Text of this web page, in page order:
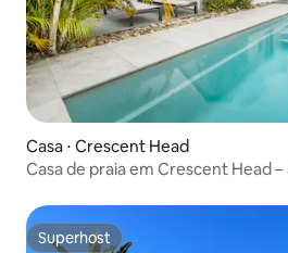
Casa ⋅ Crescent Head
Casa de praia em Crescent Head
Superhost
Superhost